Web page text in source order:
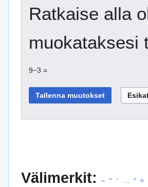
Ratkaise alla
muokataksesi
9−3 =
Välimerkit: – ” ’ ° ≈